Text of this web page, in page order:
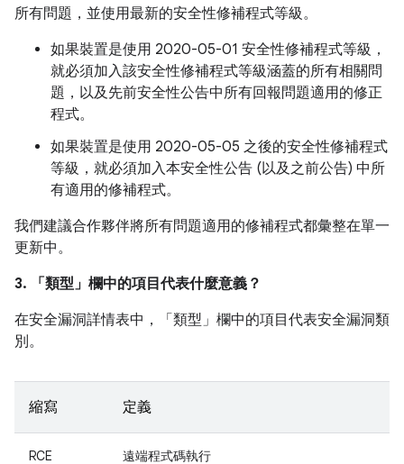
所有問題，並使用最新的安全性修補程式等級。
如果裝置是使用 2020-05-01 安全性修補程式等級，
就必須加入該安全性修補程式等級涵蓋的所有相關問
題，以及先前安全性公告中所有回報問題適用的修正
程式。
如果裝置是使用 2020-05-05 之後的安全性修補程式
等級，就必須加入本安全性公告 (以及之前公告) 中所
有適用的修補程式。
我們建議合作夥伴將所有問題適用的修補程式都彙整在單一
更新中。
3. 「類型」 欄中的項目代表什麼意義？
在安全漏洞詳情表中，「類型」 欄中的項目代表安全漏洞類
別。
縮寫 定義
RCE 遠端程式碼執行